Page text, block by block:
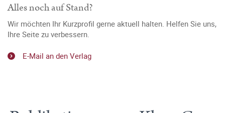
Alles noch auf Stand?
Wir möchten Ihr Kurzprofil gerne aktuell halten. Helfen Sie uns,
Ihre Seite zu verbessern.
E-Mail an den Verlag